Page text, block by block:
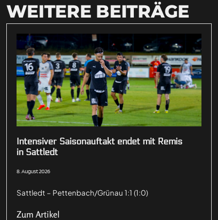
WEITERE BEITRÄGE
Intensiver Saisonauftakt endet mit Remis
in Sattledt
8. August 2026
Sattledt – Pettenbach/Grünau 1:1 (1:0)
Zum Artikel